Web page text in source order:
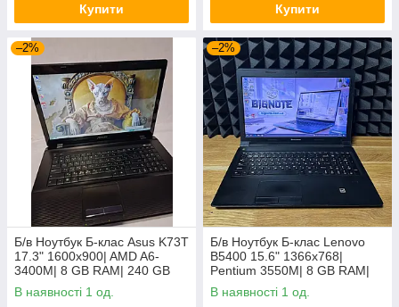
Купити Купити
–2%
Б/в Ноутбук Б-клас Asus K73T
17.3" 1600x900| AMD A6-
3400M| 8 GB RAM| 240 GB
SSD + 500 GB HDD| Radeon
HD 6520G
В наявності 1 од.
–2%
Б/в Ноутбук Б-клас Lenovo
B5400 15.6" 1366x768|
Pentium 3550M| 8 GB RAM|
128 GB SSD| HD
В наявності 1 од.